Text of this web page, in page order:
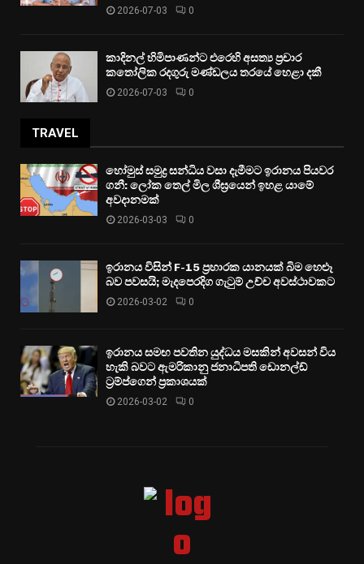
2026-07-03 0
කාදිනල් හිමිපාණන්ට එරෙහි අසත්‍ය ප්‍රචාර
කතෝලික රදගුරු මණ්ඩලය තරයේ හෙළා දකී
2026-07-03 0
TRAVEL
හෝමුස් සමුද්‍ර සන්ධිය වසා දැමීමට ඉරානය පියවර
ගනී: ලෝක තෙල් මිල ශීඝ්‍රයෙන් ඉහළ යාමේ
අවදානමක්
2026-03-03 0
ඉරානය විසින් F-15 ප්‍රහාරක යානයක් බිම හෙළූ
බව පවසයි; මැදපෙරදිග ගැටුම් උච්ච අවස්ථාවකට
2026-03-02 0
ඉරානය සමඟ පවතින යුද්ධය මසකින් අවසන් විය
හැකි බවට ඇමරිකානු ජනාධිපති ඩොනල්ඩ්
ට්‍රම්ප්ගෙන් ප්‍රකාශයක්
2026-03-02 0